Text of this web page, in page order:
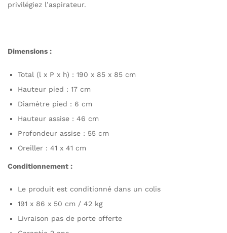
privilégiez l’aspirateur.
Dimensions :
Total (l x P x h) : 190 x 85 x 85 cm
Hauteur pied : 17 cm
Diamètre pied : 6 cm
Hauteur assise : 46 cm
Profondeur assise : 55 cm
Oreiller : 41 x 41 cm
Conditionnement :
Le produit est conditionné dans un colis
191 x 86 x 50 cm / 42 kg
Livraison pas de porte offerte